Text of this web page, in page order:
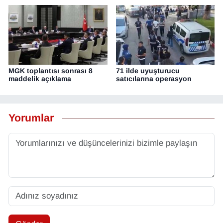
MGK toplantısı sonrası 8
maddelik açıklama
71 ilde uyuşturucu
satıcılarına operasyon
Yorumlar